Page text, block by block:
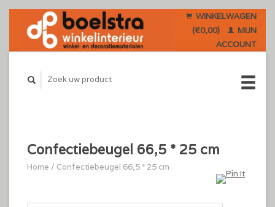
WINKELWAGEN
(€0,00)
MIJN
ACCOUNT
Confectiebeugel 66,5 * 25 cm
Home / Confectiebeugel 66,5 * 25 cm